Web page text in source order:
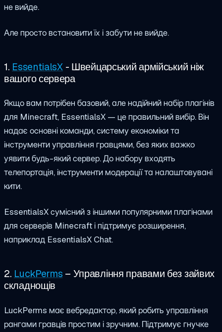
не вийде.
Але просто встановити їх і забути не вийде.
1. EssentialsX- Швейцарський армійський ніж
вашого сервера
Якщо вам потрібен базовий, але надійний набір плагінів
для Minecraft, EssentialsX — це правильний вибір. Він
надає основні команди, систему економіки та
інструменти управління гравцями, без яких важко
уявити будь-який сервер. До набору входять
телепортація, інструменти модерації та налаштовувані
кити.
EssentialsX сумісний з іншими популярними плагінами
для серверів Minecraft і підтримує розширення,
наприклад EssentialsX Chat.
2. LuckPerms – Управління правами без зайвих
складнощів
LuckPerms має вебредактор, який робить управління
рангами гравців простим і зручним. Підтримує гнучке